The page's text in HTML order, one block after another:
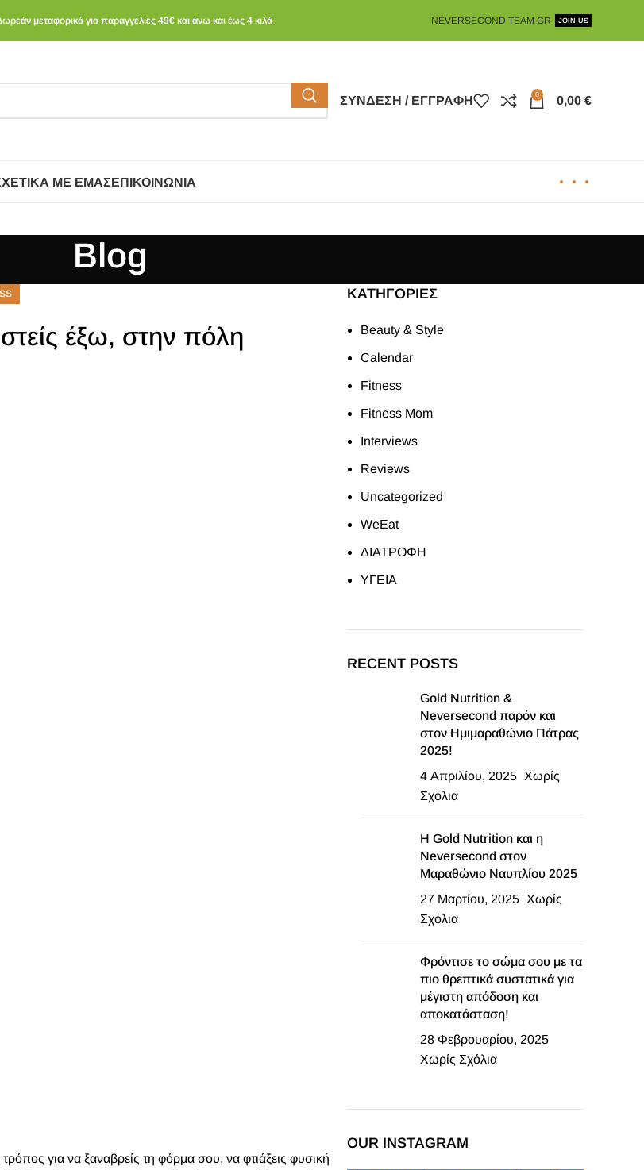
μεταφορικά για παραγγελίες 49€ και άνω και έως 4 κιλά NEVERSECOND TEAM GR JOIN US
ΣΎΝΔΕΣΗ / ΕΓΓΡΑΦΉ 0 0,00 €
ΜΕ ΕΜΆΣΕΠΙΚΟΙΝΩΝΊΑ
Blog
έξω, στην πόλη
για να ξαναβρείς τη φόρμα σου, να φτιάξεις φυσική
KΑΤΗΓΟΡΊΕΣ
Beauty & Style
Calendar
Fitness
Fitness Mom
Interviews
Reviews
Uncategorized
WeEat
ΔΙΑΤΡΟΦΗ
ΥΓΕΙΑ
RECENT POSTS
Gold Nutrition &
Neversecond παρόν και
στον Ημιμαραθώνιο Πάτρας
2025!
4 Απριλίου, 2025 Χωρίς
Σχόλια
Η Gold Nutrition και η
Neversecond στον
Μαραθώνιο Ναυπλίου 2025
27 Μαρτίου, 2025 Χωρίς
Σχόλια
Φρόντισε το σώμα σου με τα
πιο θρεπτικά συστατικά για
μέγιστη απόδοση και
αποκατάσταση!
28 Φεβρουαρίου, 2025
Χωρίς Σχόλια
OUR INSTAGRAM